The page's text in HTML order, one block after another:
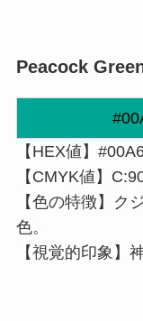
Peacock
【HEX値】
【CMYK値】
【色の特徴】ク
色。
【視覚的印象】